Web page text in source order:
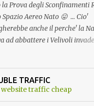
la Prova degli Sconfinamenti
Spazio Aereo Nato 😛 ... Cio'
anche il perche' la
ad abbattere i Velivoli
notizia di un'invasione dello
NATO da parte di un robot
TRAFFIC
website traffic cheap